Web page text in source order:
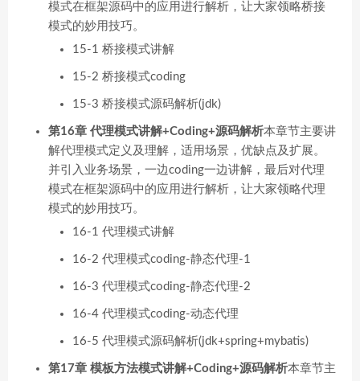
模式在框架源码中的应用进行解析，让大家领略桥接
模式的妙用技巧。
15-1 桥接模式讲解
15-2 桥接模式coding
15-3 桥接模式源码解析(jdk)
第16章 代理模式讲解+Coding+源码解析本章节主要讲
解代理模式定义及理解，适用场景，优缺点及扩展。
并引入业务场景，一边coding一边讲解，最后对代理
模式在框架源码中的应用进行解析，让大家领略代理
模式的妙用技巧。
16-1 代理模式讲解
16-2 代理模式coding-静态代理-1
16-3 代理模式coding-静态代理-2
16-4 代理模式coding-动态代理
16-5 代理模式源码解析(jdk+spring+mybatis)
第17章 模板方法模式讲解+Coding+源码解析本章节主